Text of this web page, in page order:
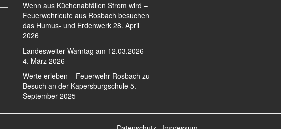
Wenn aus Küchenabfällen Strom wird –
Feuerwehrleute aus Rosbach besuchen
das Humus- und Erdenwerk 28. April
2026
Landesweiter Warntag am 12.03.2026
4. März 2026
Werte erleben – Feuerwehr Rosbach zu
Besuch an der Kapersburgschule 5.
September 2025